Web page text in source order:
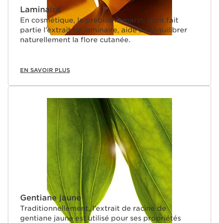
Laminaire
En cosmétique, le prébiome marin, dont fait
partie l’extrait de laminaire, aide à rééquilibrer
naturellement la flore cutanée.
EN SAVOIR PLUS
Gentiane jaune
Traditionnellement, l’extrait de racine de
gentiane jaune est utilisé pour ses propriétés